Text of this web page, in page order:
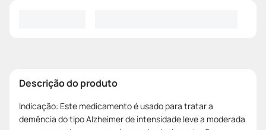
Descrição do produto
Indicação: Este medicamento é usado para tratar a
demência do tipo Alzheimer de intensidade leve a moderada